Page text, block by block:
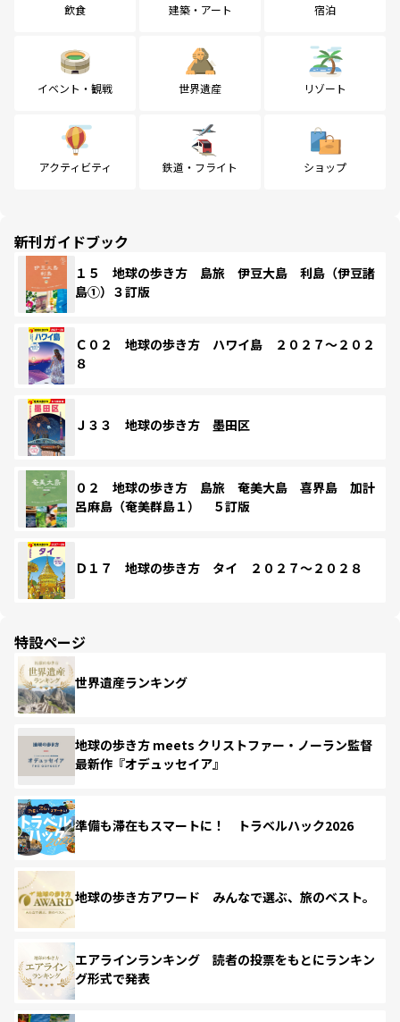
飲食 建築・アート 宿泊
イベント・観戦 世界遺産 リゾート
アクティビティ 鉄道・フライト ショップ
新刊ガイドブック
１５ 地球の歩き方 島旅 伊豆大島 利島（伊豆諸
島①）３訂版
Ｃ０２ 地球の歩き方 ハワイ島 ２０２７～２０２
８
Ｊ３３ 地球の歩き方 墨田区
０２ 地球の歩き方 島旅 奄美大島 喜界島 加計
呂麻島（奄美群島１） ５訂版
Ｄ１７ 地球の歩き方 タイ ２０２７～２０２８
特設ページ
世界遺産ランキング
地球の歩き方 meets クリストファー・ノーラン監督
最新作『オデュッセイア』
準備も滞在もスマートに！ トラベルハック2026
地球の歩き方アワード みんなで選ぶ、旅のベスト。
エアラインランキング 読者の投票をもとにランキン
グ形式で発表